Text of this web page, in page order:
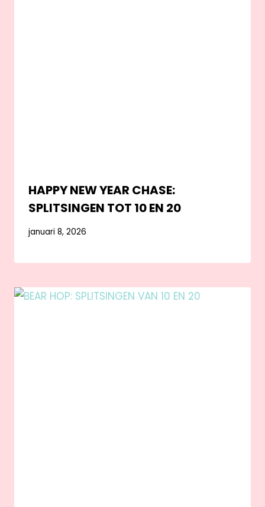
HAPPY NEW YEAR CHASE:
SPLITSINGEN TOT 10 EN 20
januari 8, 2026